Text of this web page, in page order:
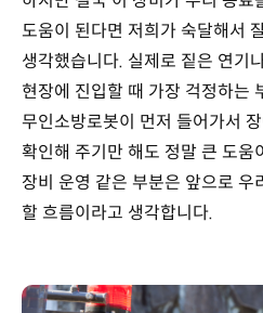
도움이 된다면 저희가 숙달해서
생각했습니다. 실제로 짙은 연기
현장에 진입할 때 가장 걱정하는
무인소방로봇이 먼저 들어가서
확인해 주기만 해도 정말 큰 도움
장비 운영 같은 부분은 앞으로
할 흐름이라고 생각합니다.